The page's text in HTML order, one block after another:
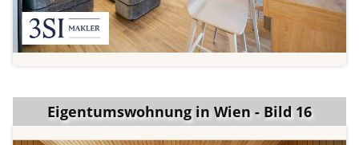
Eigentumswohnung in Wien - Bild 16